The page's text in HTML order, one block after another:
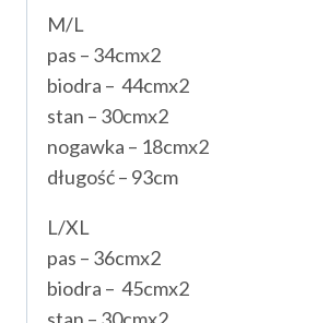
M/L
pas – 34cmx2
biodra – 44cmx2
stan – 30cmx2
nogawka – 18cmx2
długość – 93cm
L/XL
pas – 36cmx2
biodra – 45cmx2